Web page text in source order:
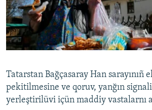
Русский
Українською
Tatarstan Bağçasaray Han
pekitilmesine ve qoruv, yanğın
yerleştirilüvi içün maddiy vastalarnı